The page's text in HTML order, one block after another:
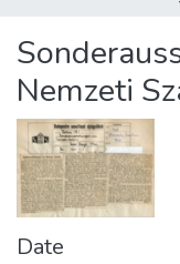
About us
Nemzeti
Date